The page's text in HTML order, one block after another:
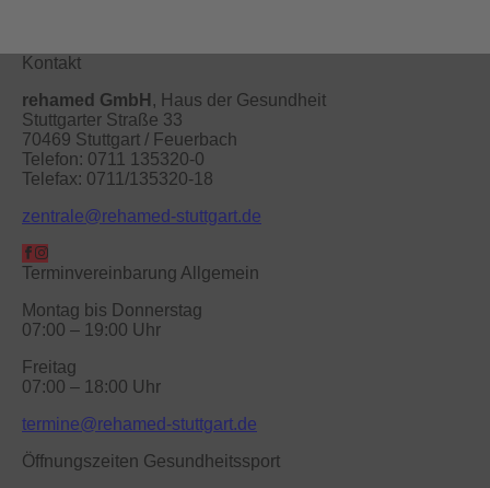
Kontakt
rehamed GmbH , Haus der Gesundheit
Stuttgarter Straße 33
70469 Stuttgart / Feuerbach
Telefon: 0711 135320-0
Telefax: 0711/135320-18
zentrale@rehamed-stuttgart.de
Terminvereinbarung Allgemein
Montag bis Donnerstag
07:00 – 19:00 Uhr
Freitag
07:00 – 18:00 Uhr
termine@rehamed-stuttgart.de
Öffnungszeiten Gesundheitssport